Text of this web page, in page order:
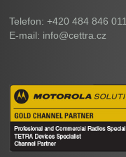
Telefon: +420 484 846 011
E-mail: info@cettra.cz